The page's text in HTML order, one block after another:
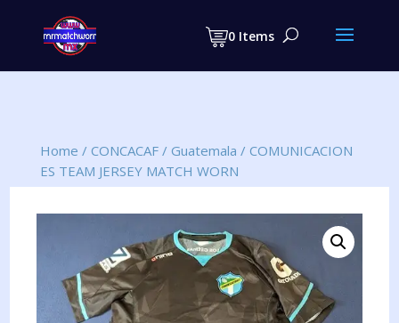
0 Items
search
Home / CONCACAF/ Guatemala / COMUNICACION
ES TEAM JERSEY MATCH WORN